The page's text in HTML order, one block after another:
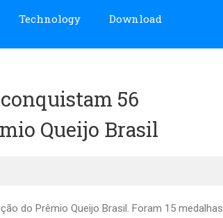
Technology Download
56
Queijo Brasil
do Prêmio Queijo Brasil. Foram 15 medalhas